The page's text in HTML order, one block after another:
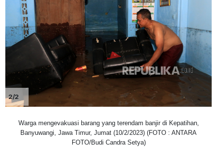
2/2
Warga mengevakuasi barang yang terendam banjir di Kepatihan,
Banyuwangi, Jawa Timur, Jumat (10/2/2023) (FOTO : ANTARA
FOTO/Budi Candra Setya)